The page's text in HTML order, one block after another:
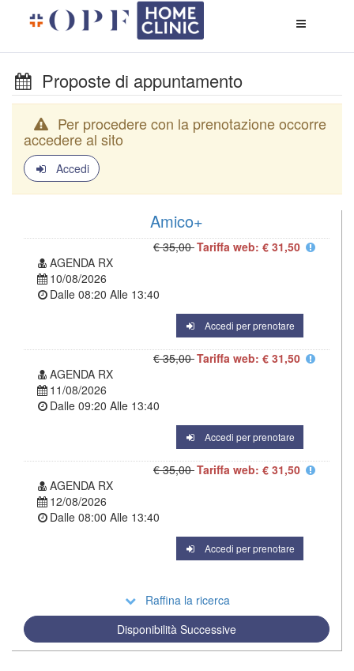
di
Proposte di appuntamento
Per procedere con la prenotazione occorre
accedere al sito
Accedi
Amico+
€ 35,00Tariffa web: € 31,50
AGENDA RX
10/08/2026
Dalle 08:20 Alle 13:40
Accedi per prenotare
€ 35,00Tariffa web: € 31,50
AGENDA RX
11/08/2026
Dalle 09:20 Alle 13:40
Accedi per prenotare
€ 35,00Tariffa web: € 31,50
AGENDA RX
12/08/2026
Dalle 08:00 Alle 13:40
Accedi per prenotare
Raffina la ricerca
Disponibilità Successive